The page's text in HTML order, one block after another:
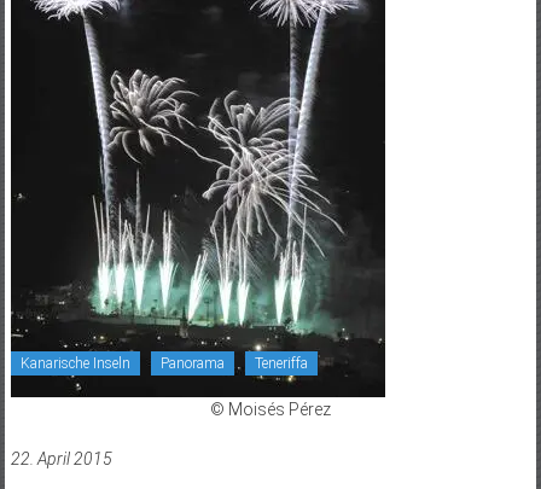
Kanarische Inseln Panorama Teneriffa
© Moisés Pérez
22. April 2015